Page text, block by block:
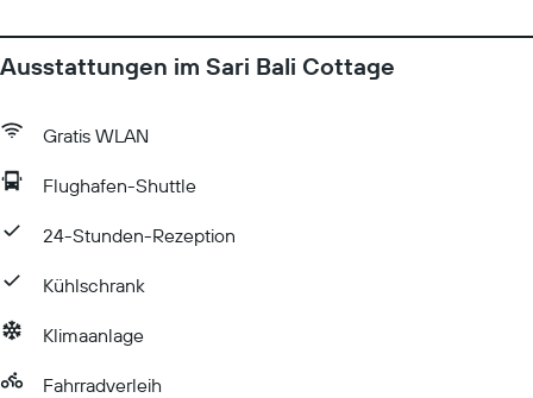
Ausstattungen im Sari Bali Cottage
Gratis WLAN
Flughafen-Shuttle
24-Stunden-Rezeption
Kühlschrank
Klimaanlage
Fahrradverleih